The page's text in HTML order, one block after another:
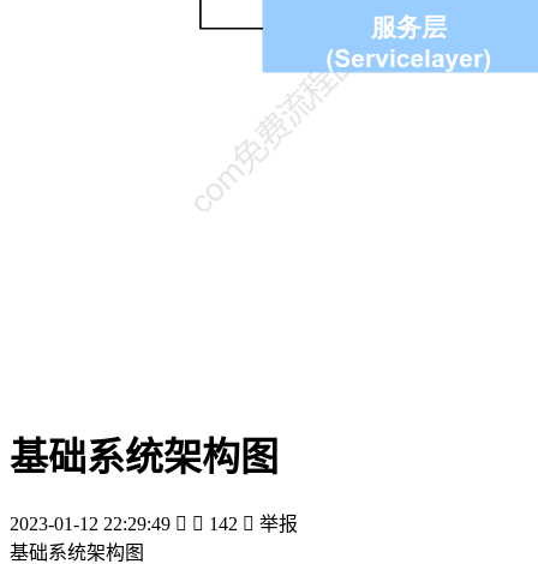
基础系统架构图
2023-01-12 22:29:49   142  举报
基础系统架构图